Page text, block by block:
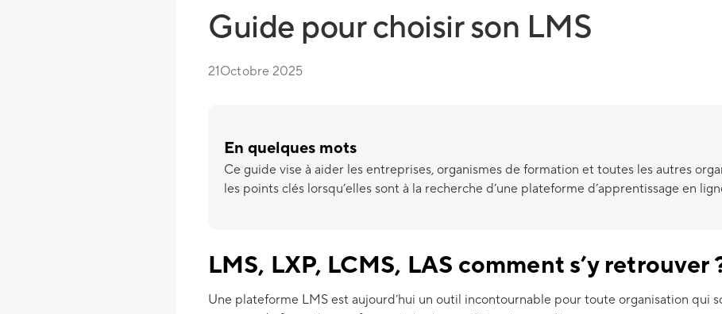
Guide pour choisir son LMS
21Octobre 2025
En quelques mots
Ce guide vise à aider les entreprises, organismes de formation et toutes les autres
les points clés lorsqu’elles sont à la recherche d’une plateforme d’apprentissage en
LMS, LXP, LCMS, LAS comment s’y retrouver
Une plateforme LMS est aujourd’hui un outil incontournable pour toute organisation qui